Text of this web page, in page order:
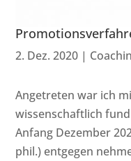
2. Dez. 2020 |
Angetreten war ich
wissenschaftlich
Anfang Dezember
phil.) entgegen